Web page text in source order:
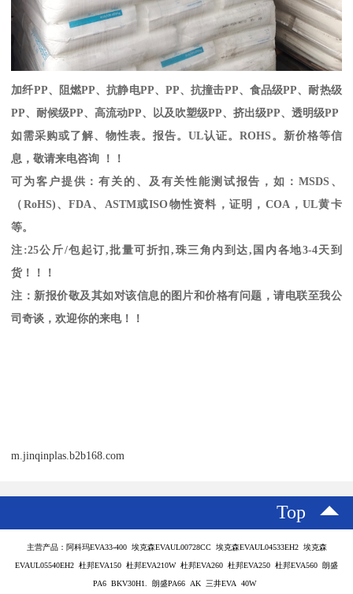
加纤PP、阻燃PP、抗静电PP、 PP、抗撞击PP、食品级PP、耐热级
PP、耐候级PP、高流动PP、以及吹塑级PP、挤出级PP、透明级PP
如需采购或了解、物性表。报告。 UL认证。 ROHS 。新价格等信
息，敬请来电咨询 ！！
可为客户提供：有关的、及有关性能测试报告，如： MSDS 、
（ RoHS) 、FDA、 ASTM或ISO物性资料，证明， COA，UL黄卡
等。
注 :25公斤/包起订,批量可折扣, 珠三角内到达, 国内各地3-4天到
货！！！
注：新报价敬及其如对该信息的图片和价格有问题，请电联至我公
司奇谈，欢迎你的来电！！
m.jinqinplas.b2b168.com
Top
主营产品：阿科玛EVA33-400 埃克森EVAUL00728CC 埃克森EVAUL04533EH2 埃克森
EVAUL05540EH2 杜邦EVA150 杜邦EVA210W 杜邦EVA260 杜邦EVA250 杜邦EVA560 朗盛
PA6 BKV30H1. 朗盛PA66 AK 三井EVA 40W